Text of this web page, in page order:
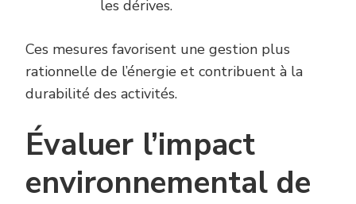
les dérives.
Ces mesures favorisent une gestion plus
rationnelle de l’énergie et contribuent à la
durabilité des activités.
Évaluer l’impact
environnemental de